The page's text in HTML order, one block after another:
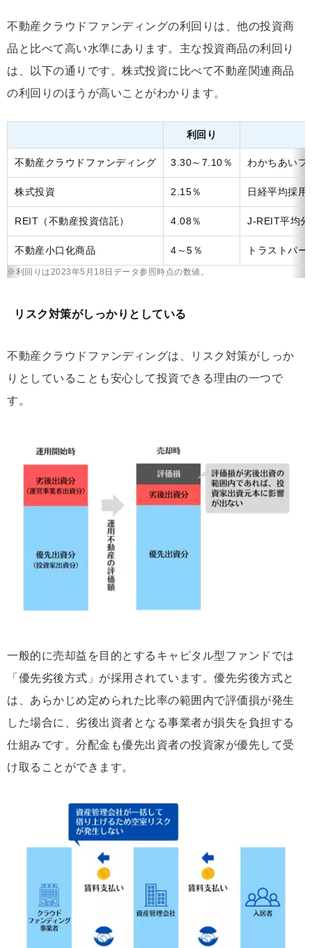
不動産クラウドファンディングの利回りは、他の投資商
品と比べて高い水準にあります。主な投資商品の利回り
は、以下の通りです。株式投資に比べて不動産関連商品
の利回りのほうが高いことがわかります。
利回り
不動産クラウドファンディング 3.30～7.10％ わかちあいフ
株式投資 2.15％ 日経平均採用
REIT（不動産投資信託） 4.08％ J-REIT平均
不動産小口化商品 4～5％ トラストパ
※利回りは2023年5月18日データ参照時点の数値。
リスク対策がしっかりとしている
不動産クラウドファンディングは、リスク対策がしっか
りとしていることも安心して投資できる理由の一つで
す。
一般的に売却益を目的とするキャピタル型ファンドでは
「優先劣後方式」が採用されています。優先劣後方式と
は、あらかじめ定められた比率の範囲内で評価損が発生
した場合に、劣後出資者となる事業者が損失を負担する
仕組みです。分配金も優先出資者の投資家が優先して受
け取ることができます。